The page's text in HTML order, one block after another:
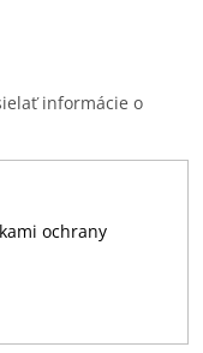
informácie o
ochrany